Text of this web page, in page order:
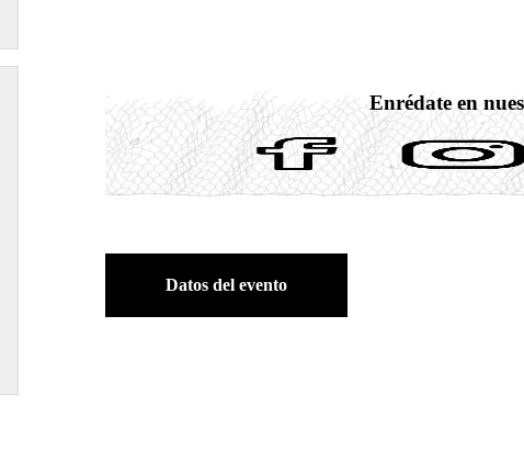
Enrédate en
Datos del evento